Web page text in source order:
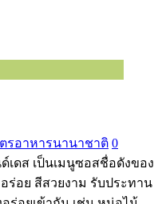
รอาหารนานาชาติ 0
ดส เป็นเมนูซอสชื่อดังของ
ร่อย สีสวยงาม รับประทาน